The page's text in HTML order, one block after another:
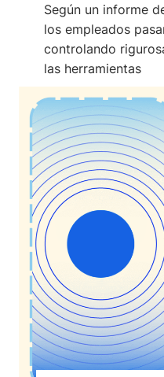
Según un informe
los empleados
controlando
las herramientas